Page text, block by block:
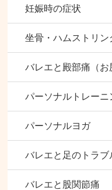
妊娠時の症状
坐骨・ハムストリ
バレエと殿部痛（お
パーソナルトレーニ
パーソナルヨガ
バレエと足のトラブ
バレエと股関節痛